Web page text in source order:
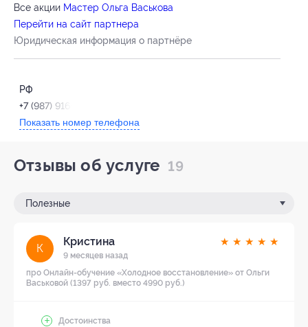
Все акции Мастер Ольга Васькова
Перейти на сайт партнера
Юридическая информация о партнёре
РФ
+7 (987) 916-43-73
Показать номер телефона
Отзывы об услуге 19
Полезные
К
Кристина
9 месяцев назад
★ ★ ★ ★ ★
про Онлайн-обучение «Холодное восстановление» от Ольги
Васьковой (1397 руб. вместо 4990 руб.)
Достоинства